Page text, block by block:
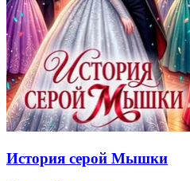
История серой Мышки